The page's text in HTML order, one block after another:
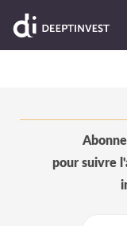
pour suivre